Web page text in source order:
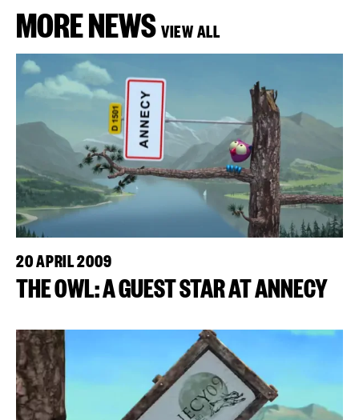
MORE NEWS VIEW ALL
20 APRIL 2009
THE OWL: A GUEST STAR AT ANNECY